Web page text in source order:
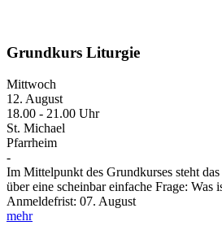
Grundkurs Liturgie
Mittwoch
12. August
18.00 - 21.00 Uhr
St. Michael
Pfarrheim
-
Im Mittelpunkt des Grundkurses steht
über eine scheinbar einfache Frage: Was
Anmeldefrist: 07. August
mehr